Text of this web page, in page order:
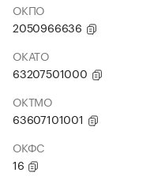
ОКПО
2050966636
ОКАТО
63207501000
ОКТМО
63607101001
ОКФС
16